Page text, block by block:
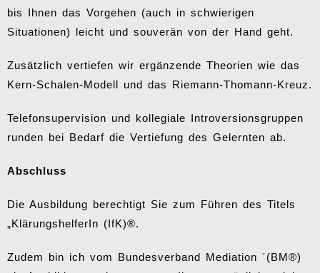
bis Ihnen das Vorgehen (auch in schwierigen
Situationen) leicht und souverän von der Hand geht.
Zusätzlich vertiefen wir ergänzende Theorien wie das
Kern-Schalen-Modell und das Riemann-Thomann-Kreuz.
Telefonsupervision und kollegiale Introversionsgruppen
runden bei Bedarf die Vertiefung des Gelernten ab.
Abschluss
Die Ausbildung berechtigt Sie zum Führen des Titels
„KlärungshelferIn (IfK)®.
Zudem bin ich vom Bundesverband Mediation ´(BM®)